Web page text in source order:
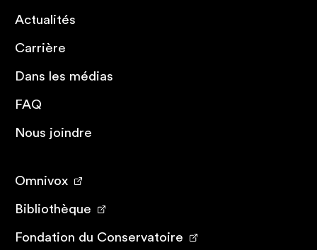
Actualités
Carrière
Dans les médias
FAQ
Nous joindre
Omnivox
Bibliothèque
Fondation du Conservatoire